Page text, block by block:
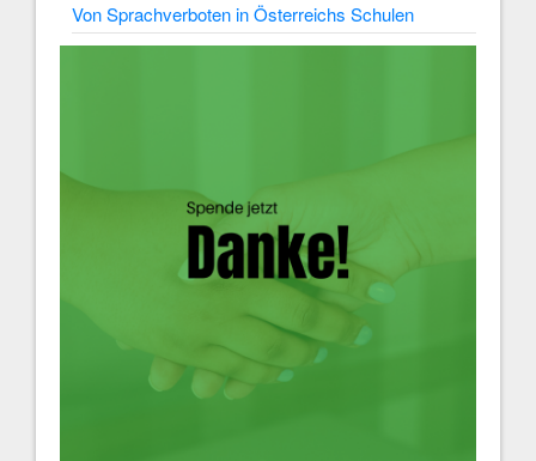
Von Sprachverboten in Österreichs Schulen